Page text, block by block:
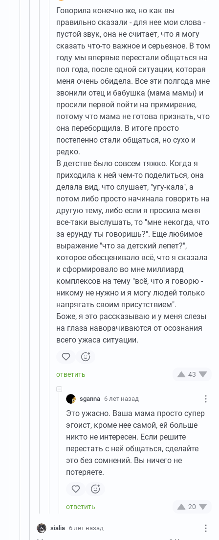
Говорила конечно же, но как вы
правильно сказали - для нее мои слова -
пустой звук, она не считает, что я могу
сказать что-то важное и серьезное. В том
году мы впервые перестали общаться на
пол года, после одной ситуации, которая
меня очень обидела. Все эти полгода мне
звонили отец и бабушка (мама мамы) и
просили первой пойти на примирение,
потому что мама не готова признать, что
она переборщила. В итоге просто
постепенно стали общаться, но сухо и
редко.
В детстве было совсем тяжко. Когда я
приходила к ней чем-то поделиться, она
делала вид, что слушает, "угу-кала", а
потом либо просто начинала говорить на
другую тему, либо если я просила меня
все-таки выслушать, то "мне некогда, что
за ерунду ты говоришь?". Еще любимое
выражение "что за детский лепет?",
которое обесценивало всё, что я сказала
и сформировало во мне миллиард
комплексов на тему "всё, что я говорю -
никому не нужно и я могу людей только
напрягать своим присутствием".
Боже, я это рассказываю и у меня слезы
на глаза наворачиваются от осознания
всего ужаса ситуации.
43
sganna 6 лет назад
Это ужасно. Ваша мама просто супер
эгоист, кроме нее самой, ей больше
никто не интересен. Если решите
перестать с ней общаться, сделайте
это без сомнений. Вы ничего не
потеряете.
20
sialia 6 лет назад